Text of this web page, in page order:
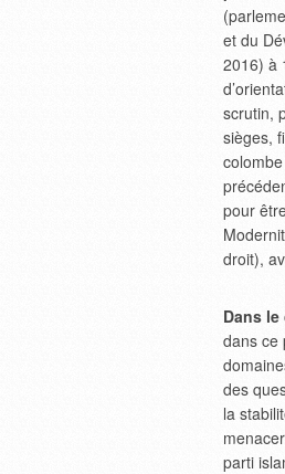
et du
2016) à
scrutin,
sièges,
pour
droit),
Dans
dans ce
des
la
parti